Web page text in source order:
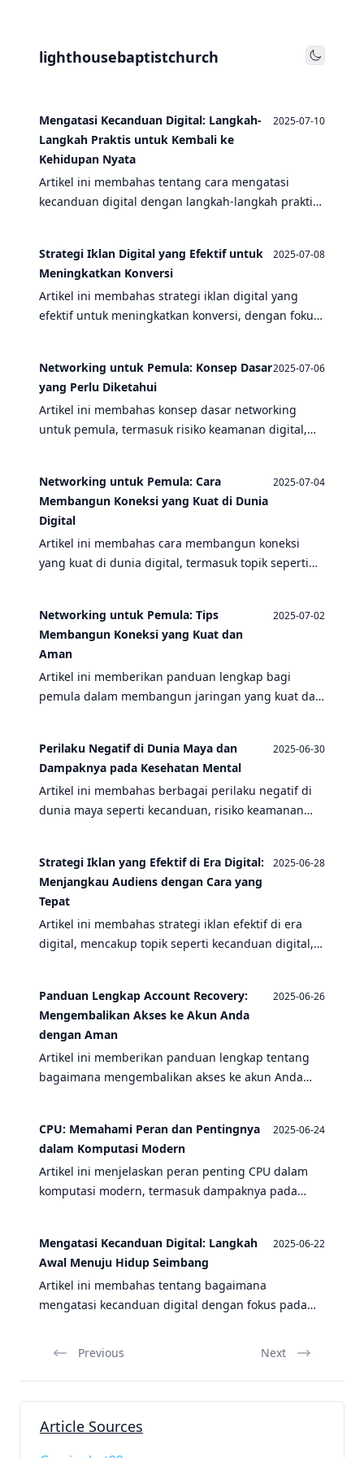
lighthousebaptistchurch Toggle
Mengatasi Kecanduan Digital: Langkah-
Langkah Praktis untuk Kembali ke
Kehidupan Nyata
2025-07-10
Artikel ini membahas tentang cara mengatasi
kecanduan digital dengan langkah-langkah praktis,
dan offline.
Strategi Iklan Digital yang Efektif untuk
Meningkatkan Konversi
2025-07-08
Artikel ini membahas strategi iklan digital yang
efektif untuk meningkatkan konversi, dengan fokus
Networking untuk Pemula: Konsep Dasar
yang Perlu Diketahui
2025-07-06
Artikel ini membahas konsep dasar networking
untuk pemula, termasuk risiko keamanan digital,
online.
Networking untuk Pemula: Cara
Membangun Koneksi yang Kuat di Dunia
Digital
2025-07-04
Artikel ini membahas cara membangun koneksi
yang kuat di dunia digital, termasuk topik seperti
Networking untuk Pemula: Tips
Membangun Koneksi yang Kuat dan
Aman
2025-07-02
Artikel ini memberikan panduan lengkap bagi
pemula dalam membangun jaringan yang kuat dan
Perilaku Negatif di Dunia Maya dan
Dampaknya pada Kesehatan Mental
2025-06-30
Artikel ini membahas berbagai perilaku negatif di
dunia maya seperti kecanduan, risiko keamanan
Strategi Iklan yang Efektif di Era Digital:
Menjangkau Audiens dengan Cara yang
Tepat
2025-06-28
Artikel ini membahas strategi iklan efektif di era
digital, mencakup topik seperti kecanduan digital,
Panduan Lengkap Account Recovery:
Mengembalikan Akses ke Akun Anda
dengan Aman
2025-06-26
Artikel ini memberikan panduan lengkap tentang
bagaimana mengembalikan akses ke akun Anda
untuk menghindari perilaku negatif online.
CPU: Memahami Peran dan Pentingnya
dalam Komputasi Modern
2025-06-24
Artikel ini menjelaskan peran penting CPU dalam
komputasi modern, termasuk dampaknya pada
dan sistem autentikasi.
Mengatasi Kecanduan Digital: Langkah
Awal Menuju Hidup Seimbang
2025-06-22
Artikel ini membahas tentang bagaimana
mengatasi kecanduan digital dengan fokus pada
Previous Next
Article Sources